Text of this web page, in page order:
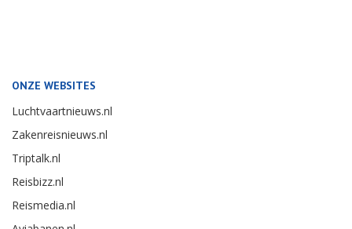
ONZE WEBSITES
Luchtvaartnieuws.nl
Zakenreisnieuws.nl
Triptalk.nl
Reisbizz.nl
Reismedia.nl